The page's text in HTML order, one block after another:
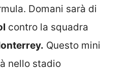
Domani sarà di
contro la squadra
Questo mini
nello stadio